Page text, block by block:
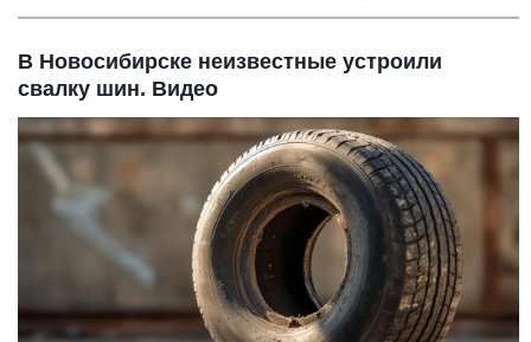
В Новосибирске неизвестные устроили
свалку шин. Видео